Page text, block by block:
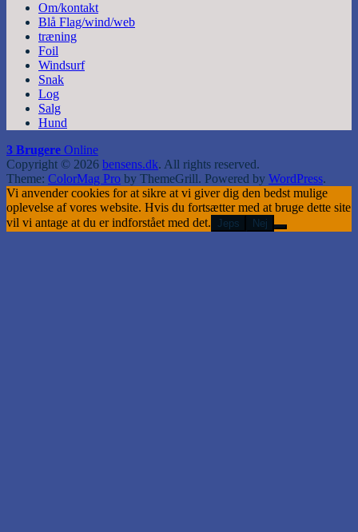
Om/kontakt
Blå Flag/wind/web
træning
Foil
Windsurf
Snak
Log
Salg
Hund
3 Brugere Online
Copyright © 2026 bensens.dk. All rights reserved.
Theme: ColorMag Pro by ThemeGrill. Powered by WordPress.
Vi anvender cookies for at sikre at vi giver dig den bedst mulige
oplevelse af vores website. Hvis du fortsætter med at bruge dette site
vil vi antage at du er indforstået med det. Jeps Nej